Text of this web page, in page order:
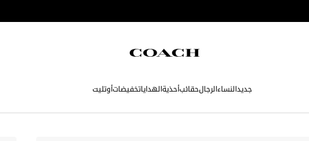
جديدالنساءالرجالحقائبأحذيةالهداياتخفيضاتأوتليت